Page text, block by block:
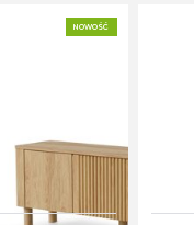
NOWOŚĆ